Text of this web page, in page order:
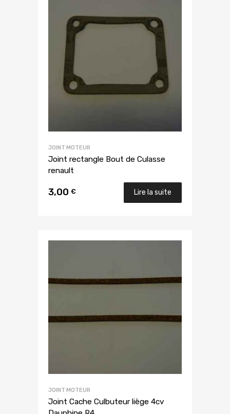
JOINT MOTEUR
Joint rectangle Bout de Culasse
renault
3,00 € Lire la suite
JOINT MOTEUR
Joint Cache Culbuteur liège 4cv